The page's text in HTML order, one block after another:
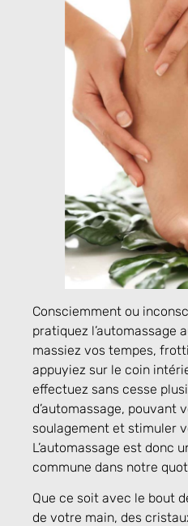
Consciemment ou
pratiquez l’automassage
massiez vos tempes,
appuyiez sur le coin
effectuez sans cesse
d’automassage, pouvant
soulagement et stimuler
L’automassage est donc
commune dans notre
Que ce soit avec le bout
de votre main, des